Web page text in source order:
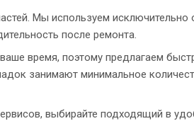
Мы используем исключительно
после ремонта.
время, поэтому предлагаем
занимают минимальное
выбирайте подходящий в